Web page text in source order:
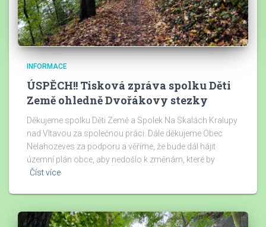
INFORMACE
ÚSPĚCH!! Tisková zpráva spolku Děti
Země ohledně Dvořákovy stezky
Děkujeme spolku Děti Země a Spolek Na Skalách Kralupy
nad Vltavou za společnou práci. Dále děkujeme Obec
Nelahozeves za podporu a věříme, že bude dál hájit
územní plán obce, aby nedošlo k změnám, které by
Číst více